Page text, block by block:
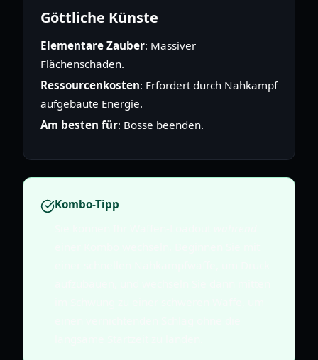
Göttliche Künste
Elementare Zauber: Massiver
Flächenschaden.
Ressourcenkosten: Erfordert durch Nahkampf
aufgebaute Energie.
Am besten für: Bosse beenden.
Kombo-Tipp